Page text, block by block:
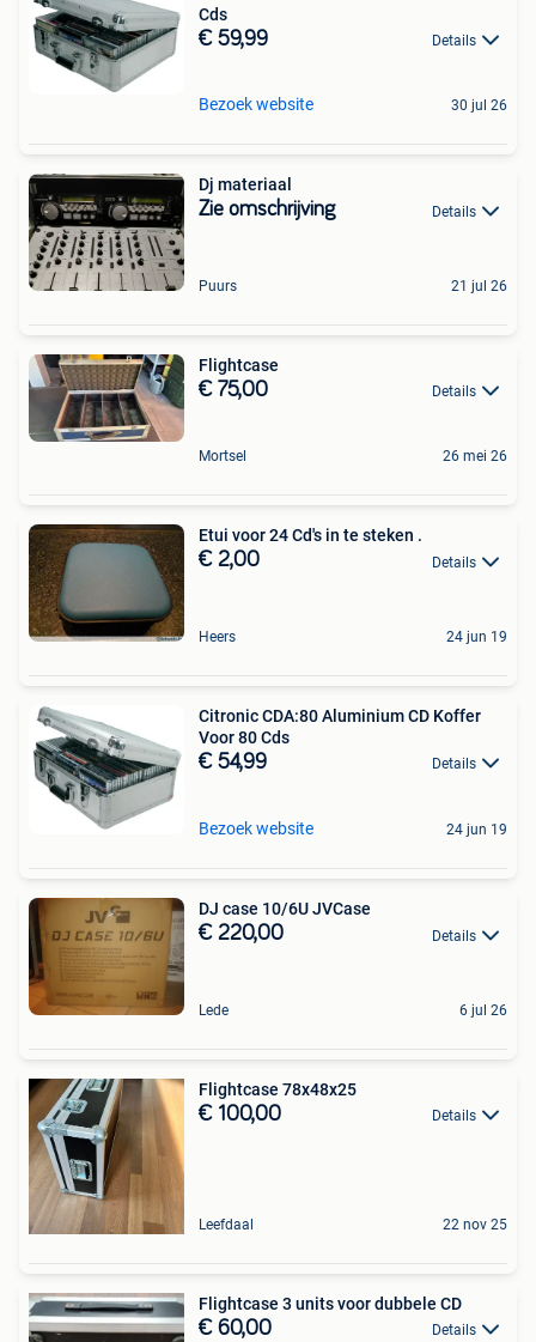
Cds
€ 59,99 Details
Bezoek website 30 jul 26
Dj materiaal
Zie omschrijving Details
Puurs 21 jul 26
Flightcase
€ 75,00 Details
Mortsel 26 mei 26
Etui voor 24 Cd's in te steken .
€ 2,00 Details
Heers 24 jun 19
Citronic CDA:80 Aluminium CD Koffer
Voor 80 Cds
€ 54,99 Details
Bezoek website 24 jun 19
DJ case 10/6U JVCase
€ 220,00 Details
Lede 6 jul 26
Flightcase 78x48x25
€ 100,00 Details
Leefdaal 22 nov 25
Flightcase 3 units voor dubbele CD
€ 60,00 Details